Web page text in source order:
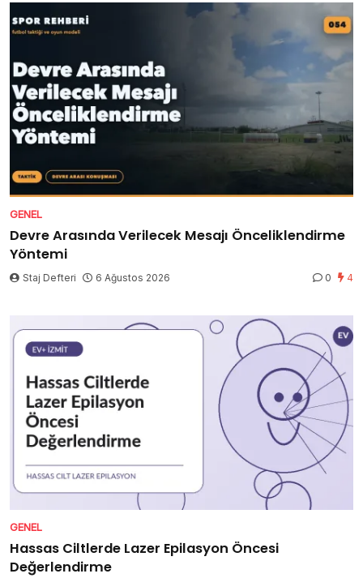
GENEL
Devre Arasında Verilecek Mesajı Önceliklendirme
Yöntemi
Staj Defteri 6 Ağustos 2026 0 4
GENEL
Hassas Ciltlerde Lazer Epilasyon Öncesi
Değerlendirme